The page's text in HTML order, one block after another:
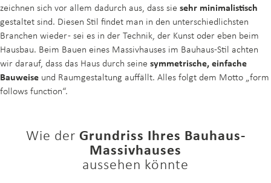
zeichnen sich vor allem dadurch aus, dass sie sehr minimalistisch
gestaltet sind. Diesen Stil findet man in den unterschiedlichsten
Branchen wieder - sei es in der Technik, der Kunst oder eben beim
Hausbau. Beim Bauen eines Massivhauses im Bauhaus-Stil achten
wir darauf, dass das Haus durch seine symmetrische, einfache
Bauweise und Raumgestaltung auffällt. Alles folgt dem Motto „form
follows function“.
Wie der Grundriss Ihres Bauhaus-
Massivhauses
aussehen könnte